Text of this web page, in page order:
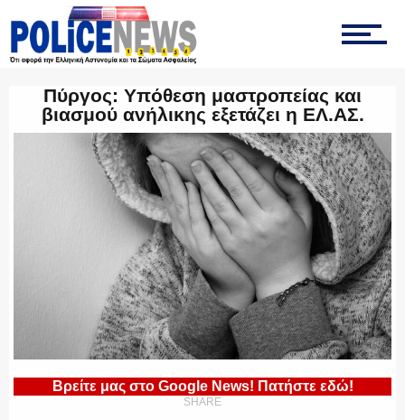
ΤΡΟΧΑΙΑ
Πύργος: Υπόθεση μαστροπείας και
βιασμού ανήλικης εξετάζει η ΕΛ.ΑΣ.
Βρείτε μας στο Google News! Πατήστε εδώ!
SHARE